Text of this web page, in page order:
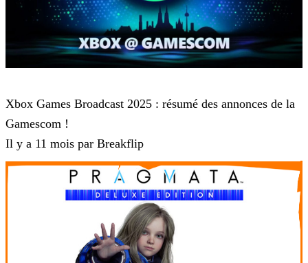
Xbox Games Broadcast 2025 : résumé des annonces de la
Gamescom !
Il y a 11 mois par Breakflip